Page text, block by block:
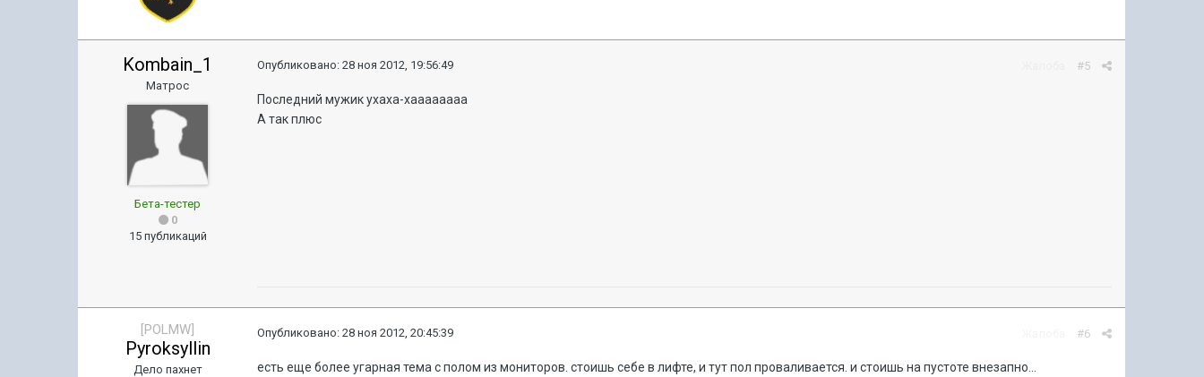
Kombain_1
Матрос
Бета-тестер
0
15 публикаций
#5
Опубликовано:28 ноя 2012, 19:56:49
Последний мужик ухаха-хаааааааа
А так плюс
[POLMW]
Pyroksyllin
Дело пахнет
#6
Опубликовано:28 ноя 2012, 20:45:39
есть еще более угарная тема с полом из мониторов. стоишь себе в лифте, и тут пол проваливается. и стоишь на пустоте внезапно...